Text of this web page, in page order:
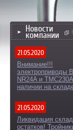
Новости
компании
21.05.2020
Внимание!!!
электроприводы
NR24A и
наличии на
21.05.2020
Ликвидация
остатков!